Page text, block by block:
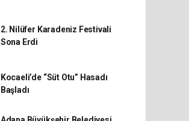
2. Nilüfer Karadeniz Festivali
Sona Erdi
Kocaeli’de “Süt Otu” Hasadı
Başladı